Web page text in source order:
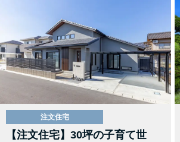
注文住宅
【注文住宅】30坪の子育て世